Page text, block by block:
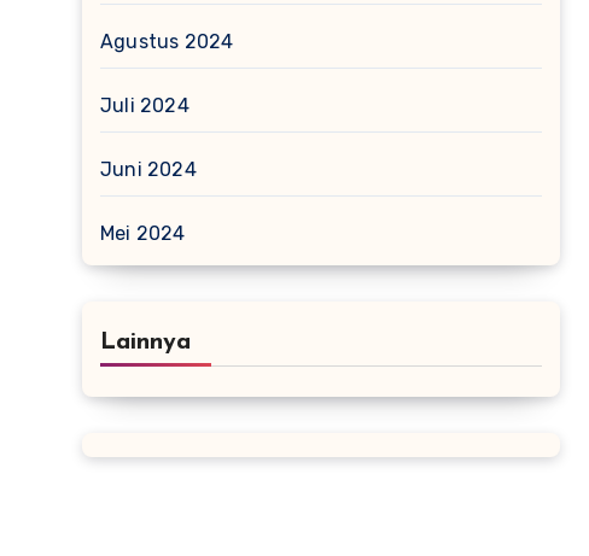
Agustus 2024
Juli 2024
Juni 2024
Mei 2024
Lainnya